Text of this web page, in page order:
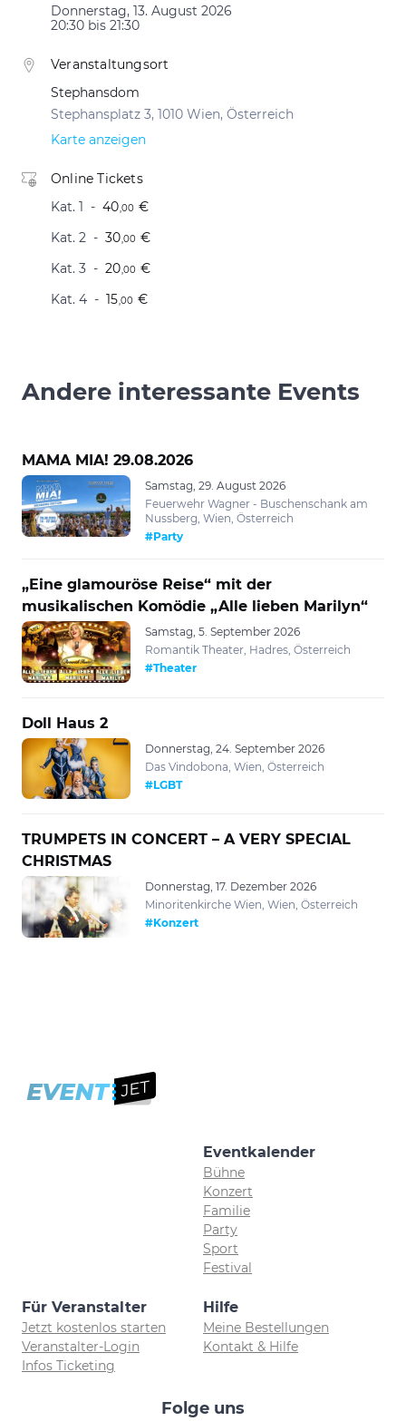
Donnerstag, 13. August 2026
20:30 bis 21:30
Veranstaltungsort
Stephansdom
Stephansplatz 3, 1010 Wien, Österreich
Karte anzeigen
Online Tickets
Kat. 1
40,00 €
Kat. 2
30,00 €
Kat. 3
20,00 €
Kat. 4
15,00 €
Andere interessante Events
MAMA MIA! 29.08.2026
Samstag, 29. August 2026
Feuerwehr Wagner - Buschenschank am
Nussberg, Wien, Österreich
#Party
„Eine glamouröse Reise“ mit der
musikalischen Komödie „Alle lieben Marilyn“
Samstag, 5. September 2026
Romantik Theater, Hadres, Österreich
#Theater
Doll Haus 2
Donnerstag, 24. September 2026
Das Vindobona, Wien, Österreich
#LGBT
TRUMPETS IN CONCERT – A VERY SPECIAL
CHRISTMAS
Donnerstag, 17. Dezember 2026
Minoritenkirche Wien, Wien, Österreich
#Konzert
Eventkalender
Bühne
Konzert
Familie
Party
Sport
Festival
Für Veranstalter
Jetzt kostenlos starten
Veranstalter-Login
Infos Ticketing
Hilfe
Meine Bestellungen
Kontakt & Hilfe
Folge uns